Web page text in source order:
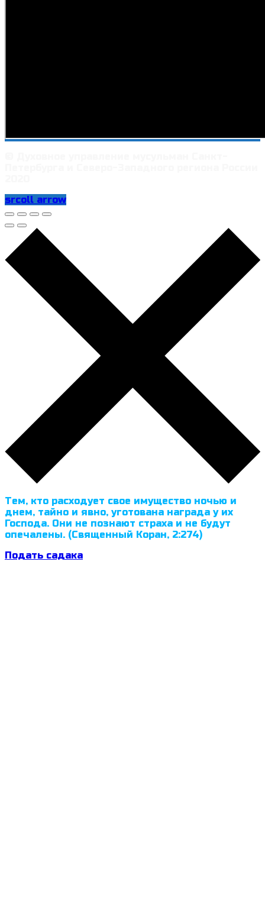
srcoll arrow
Тем, кто расходует свое имущество ночью и
днем, тайно и явно, уготована награда у их
Господа. Они не познают страха и не будут
опечалены. (Священный Коран, 2:274)
Подать садака